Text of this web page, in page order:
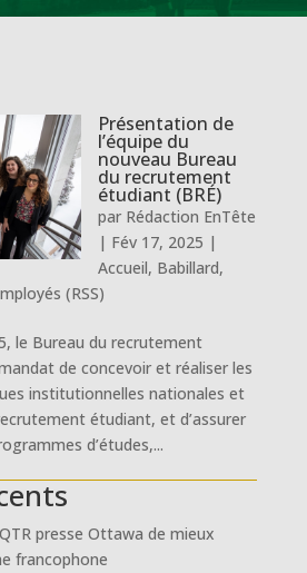
Présentation de
l’équipe du
nouveau Bureau
du recrutement
étudiant (BRÉ)
par Rédaction EnTête
| Fév 17, 2025 |
Accueil, Babillard,
(RSS)
le Bureau du recrutement
de concevoir et réaliser les
institutionnelles nationales et
étudiant, et d’assurer
d’études,...
presse Ottawa de mieux
francophone